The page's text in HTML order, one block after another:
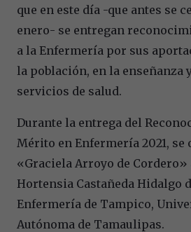
que en este día -que antes se
enero- se entregan
a la Enfermería por sus
la población, en la enseñanza
servicios de salud.
Durante la entrega del
Mérito en Enfermería 2021, se
«Graciela Arroyo de Cordero»
Hortensia Castañeda Hidalgo
Enfermería de Tampico,
Autónoma de Tamaulipas.